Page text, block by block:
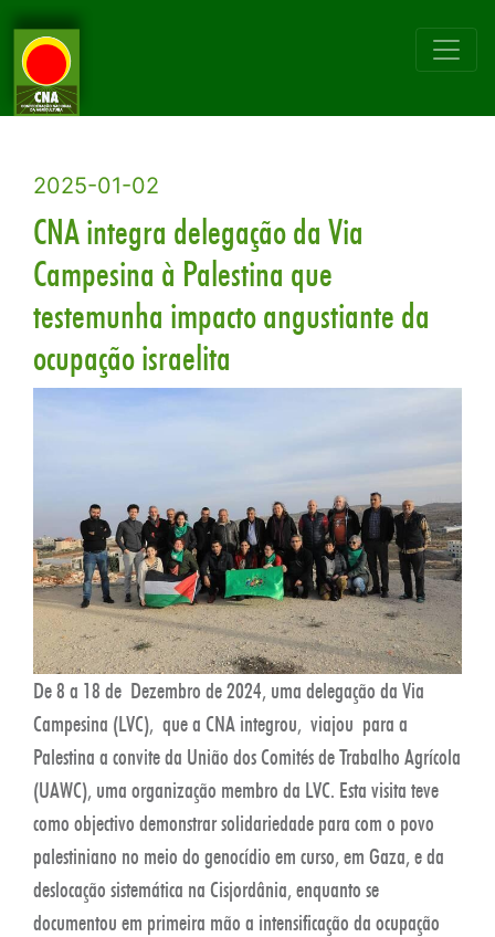
2025-01-02
CNA integra delegação da Via
Campesina à Palestina que
testemunha impacto angustiante da
ocupação israelita
De 8 a 18 de Dezembro de 2024, uma delegação da Via
Campesina (LVC), que a CNA integrou, viajou para a
Palestina a convite da União dos Comités de Trabalho Agrícola
(UAWC), uma organização membro da LVC. Esta visita teve
como objectivo demonstrar solidariedade para com o povo
palestiniano no meio do genocídio em curso, em Gaza, e da
deslocação sistemática na Cisjordânia, enquanto se
documentou em primeira mão a intensificação da ocupação